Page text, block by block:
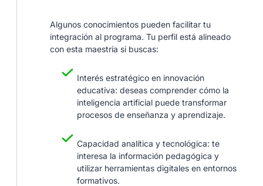
Algunos conocimientos pueden facilitar tu
integración al programa. Tu perfil está alineado
con esta maestría si buscas:
Interés estratégico en innovación
educativa: deseas comprender cómo la
inteligencia artificial puede transformar
procesos de enseñanza y aprendizaje.
Capacidad analítica y tecnológica: te
interesa la información pedagógica y
utilizar herramientas digitales en entornos
formativos.